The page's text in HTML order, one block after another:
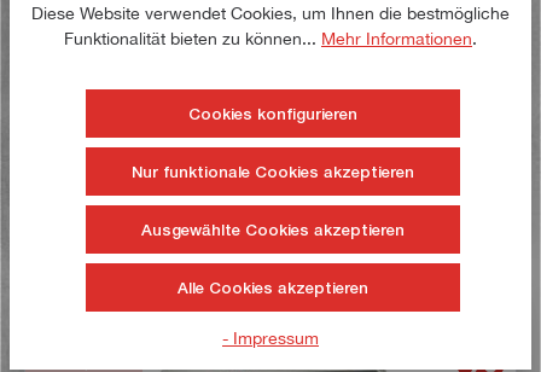
63,40 €*
Lieferzeit: 1-3 Werktage **
In den Warenkorb
Auf die Wunschliste
Jetzt kaufen!
Diese Website verwendet Cookies, um Ihnen die bestmögliche
Funktionalität bieten zu können... Mehr Informationen.
Cookies konfigurieren
Nur funktionale Cookies akzeptieren
Ausgewählte Cookies akzeptieren
Alle Cookies akzeptieren
- Impressum